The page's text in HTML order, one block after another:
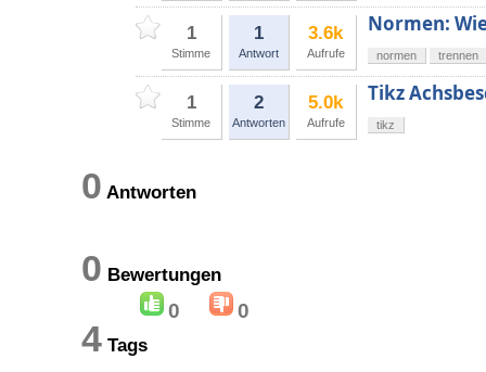
1
Stimme
1
Antwort
3.6k
Aufrufe
Normen:
normen trennen
1
Stimme
2
Antworten
5.0k
Aufrufe
Tikz
tikz
0 Antworten
0 Bewertungen
0 0
4 Tags